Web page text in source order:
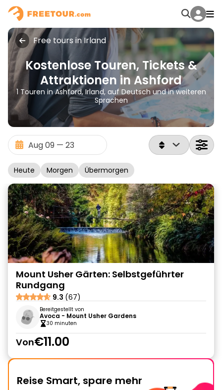
Free tours in Irland
Kostenlose Touren, Tickets &
Attraktionen in Ashford
1 Touren in Ashford, Irland, auf Deutsch und in weiteren
Sprachen
Heute Morgen Übermorgen
Mount Usher Gärten: Selbstgeführter
Rundgang
9.3 (67)
Bereitgestellt von
Avoca - Mount Usher Gardens
30 minuten
Von€11.00
Reise Smart, spare mehr